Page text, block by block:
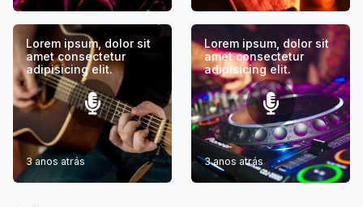
Lorem ipsum, dolor sit
amet consectetur
adipisicing elit.
3 anos atrás
Lorem ipsum, dolor sit
amet consectetur
adipisicing elit.
3 anos atrás